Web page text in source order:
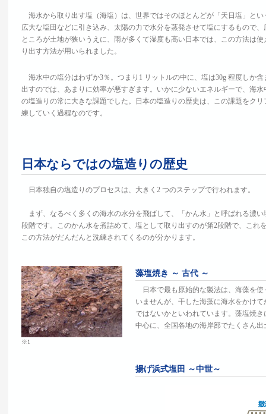
海水から取り出す塩（海塩）は、世界ではそのほとんどが「天日塩」と
広大な塩田などに引き込み、太陽の力で水分を蒸発させて塩にするもので
ところが土地が狭いうえに、雨が多くて湿度も高い日本では、この方法は
り出す方法が用いられました。
海水中の塩分はわずか3％。つまり1 リットルの中に、塩は30g 程度しか
出すのでは、あまりに効率が悪すぎます。いかに少ないエネルギーで、海
の塩造りの常に大きな課題でした。日本の塩造りの歴史は、この課題をク
練していく過程なのです。
日本ならではの塩造りの歴史
日本独自の塩造りのプロセスは、大きく2 つのステップで行われます。
まず、なるべく多くの海水の水分を飛ばして、「かん水」と呼ばれる濃
段階です。このかん水を煮詰めて、塩として取り出すのが第2段階で、これ
この方法がだんだんと洗練されてくるのが分かります。
※1
藻塩焼き ～ 古代 ～
日本で最も原始的な製法は、海藻を
いませんが、干した海藻に海水をかけ
ではないかといわれています。藻塩焼
中心に、全国各地の海岸部でたくさん出
揚げ浜式塩田 ～中世～